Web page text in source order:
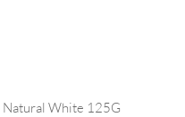
White 125G